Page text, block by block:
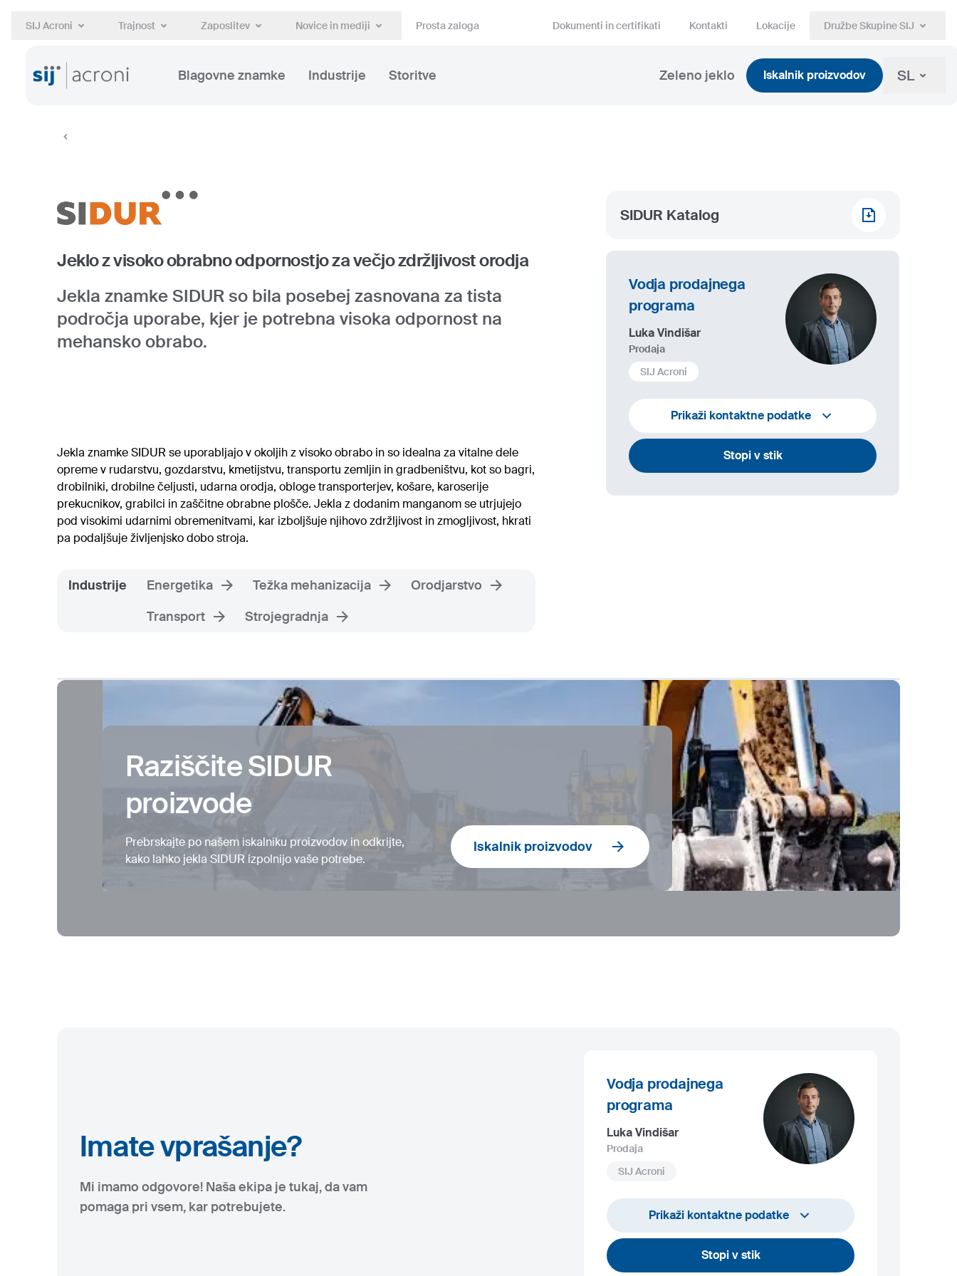
SIJ Acroni Trajnost Zaposlitev Novice in mediji Prosta zaloga Dokumenti in certifikati Kontakti Lokacije Družbe Skupine SIJ
Blagovne znamke Industrije Storitve Zeleno jeklo Iskalnik proizvodov SL
Jeklo z visoko obrabno odpornostjo za večjo zdržljivost orodja
Jekla znamke SIDUR so bila posebej zasnovana za tista
področja uporabe, kjer je potrebna visoka odpornost na
mehansko obrabo.
Jekla znamke SIDUR se uporabljajo v okoljih z visoko obrabo in so idealna za vitalne dele
opreme v rudarstvu, gozdarstvu, kmetijstvu, transportu zemljin in gradbeništvu, kot so bagri,
drobilniki, drobilne čeljusti, udarna orodja, obloge transporterjev, košare, karoserije
prekucnikov, grabilci in zaščitne obrabne plošče. Jekla z dodanim manganom se utrjujejo
pod visokimi udarnimi obremenitvami, kar izboljšuje njihovo zdržljivost in zmogljivost, hkrati
pa podaljšuje življenjsko dobo stroja.
Industrije Energetika Težka mehanizacija
Orodjarstvo
Transport
Strojegradnja
SIDUR Katalog
Vodja prodajnega
programa
Luka Vindišar
Prodaja
SIJ Acroni
+386 45 841 419
luka.vindisar@acroni.si
Prikaži kontaktne podatke
Stopi v stik
Raziščite SIDUR
proizvode
Prebrskajte po našem iskalniku proizvodov in odkrijte,
kako lahko jekla SIDUR izpolnijo vaše potrebe.
Iskalnik proizvodov
Imate vprašanje?
Mi imamo odgovore! Naša ekipa je tukaj, da vam
pomaga pri vsem, kar potrebujete.
Vodja prodajnega
programa
Luka Vindišar
Prodaja
SIJ Acroni
+386 45 841 419
luka.vindisar@acroni.si
Prikaži kontaktne podatke
Stopi v stik